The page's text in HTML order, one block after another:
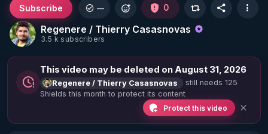
Regenere / Thierry Casasnovas
3.5 k subscribers
Subscribe — 0
This video may be deleted on August 31, 2026
Regenere / Thierry Casasnovas
still needs 125
Shields this month to protect its content
Protect this video